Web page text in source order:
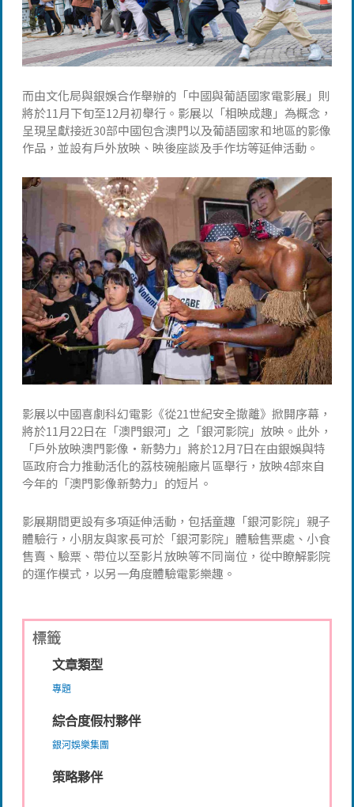
而由文化局與銀娛合作舉辦的「中國與葡語國家電影展」則
將於11月下旬至12月初舉行。影展以「相映成趣」為概念，
呈現呈獻接近30部中國包含澳門以及葡語國家和地區的影像
作品，並設有戶外放映、映後座談及手作坊等延伸活動。
影展以中國喜劇科幻電影《從21世紀安全撤離》掀開序幕，
將於11月22日在「澳門銀河」之「銀河影院」放映。此外，
「戶外放映澳門影像‧新勢力」將於12月7日在由銀娛與特
區政府合力推動活化的荔枝碗船廠片區舉行，放映4部來自
今年的「澳門影像新勢力」的短片。
影展期間更設有多項延伸活動，包括童趣「銀河影院」親子
體驗行，小朋友與家長可於「銀河影院」體驗售票處、小食
售賣、驗票、帶位以至影片放映等不同崗位，從中瞭解影院
的運作模式，以另一角度體驗電影樂趣。
標籤
文章類型
專題
綜合度假村夥伴
銀河娛樂集團
策略夥伴